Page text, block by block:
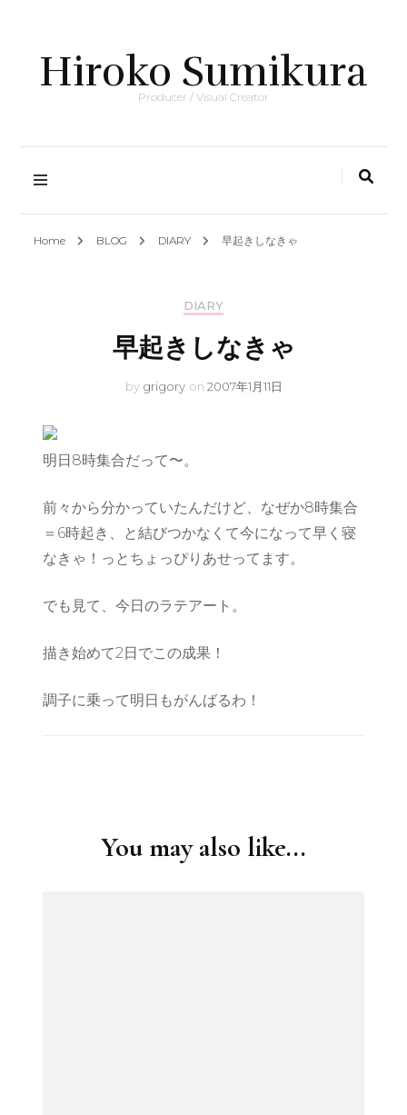
Hiroko Sumikura
Producer / Visual Creator
Home BLOG DIARY 早起きしなきゃ
DIARY
早起きしなきゃ
by grigory on 2007年1月11日
明日8時集合だって〜。
前々から分かっていたんだけど、なぜか8時集合
＝6時起き、と結びつかなくて今になって早く寝
なきゃ！っとちょっぴりあせってます。
でも見て、今日のラテアート。
描き始めて2日でこの成果！
調子に乗って明日もがんばるわ！
You may also like...